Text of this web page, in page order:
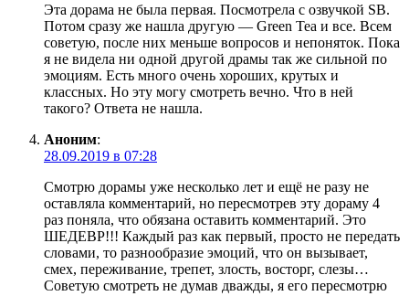
Эта дорама не была первая. Посмотрела с озвучкой SB.
Потом сразу же нашла другую — Green Tea и все. Всем
советую, после них меньше вопросов и непоняток. Пока
я не видела ни одной другой драмы так же сильной по
эмоциям. Есть много очень хороших, крутых и
классных. Но эту могу смотреть вечно. Что в ней
такого? Ответа не нашла.
Аноним:
28.09.2019 в 07:28
Смотрю дорамы уже несколько лет и ещё не разу не
оставляла комментарий, но пересмотрев эту дораму 4
раз поняла, что обязана оставить комментарий. Это
ШЕДЕВР!!! Каждый раз как первый, просто не передать
словами, то разнообразие эмоций, что он вызывает,
смех, переживание, трепет, злость, восторг, слезы…
Советую смотреть не думав дважды, я его пересмотрю